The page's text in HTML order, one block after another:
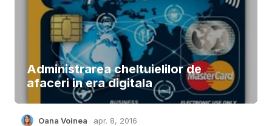
Administrarea cheltuielilor de
afaceri in era digitala
Oana Voinea apr. 8, 2016